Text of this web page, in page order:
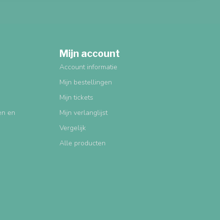
en
Mijn account
Account informatie
Mijn bestellingen
Mijn tickets
Mijn verlanglijst
Vergelijk
Alle producten